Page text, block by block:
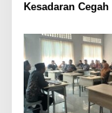
Kesadaran